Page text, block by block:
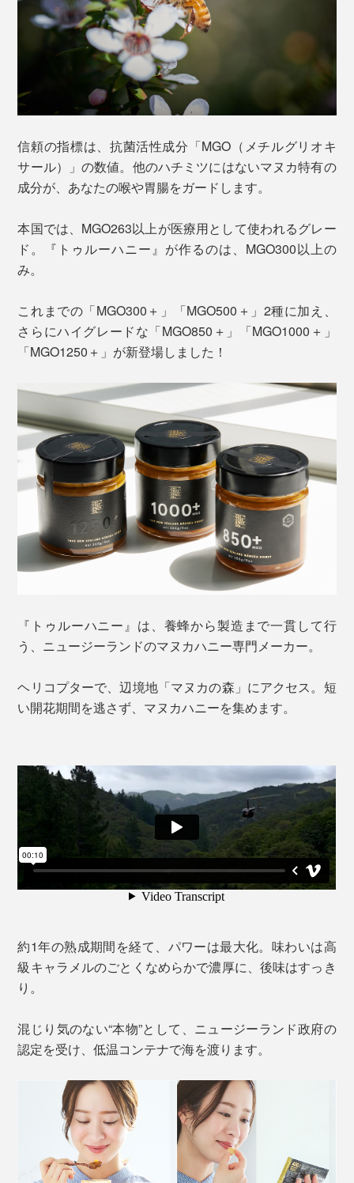
信頼の指標は、抗菌活性成分「MGO（メチルグリオキ
サール）」の数値。他のハチミツにはないマヌカ特有の
成分が、あなたの喉や胃腸をガードします。
本国では、MGO263以上が医療用として使われるグレー
ド。『トゥルーハニー』が作るのは、MGO300以上の
み。
これまでの「MGO300＋」「MGO500＋」2種に加え、
さらにハイグレードな「MGO850＋」「MGO1000＋」
「MGO1250＋」が新登場しました！
『トゥルーハニー』は、養蜂から製造まで一貫して行
う、ニュージーランドのマヌカハニー専門メーカー。
ヘリコプターで、辺境地「マヌカの森」にアクセス。短
い開花期間を逃さず、マヌカハニーを集めます。
約1年の熟成期間を経て、パワーは最大化。味わいは高
級キャラメルのごとくなめらかで濃厚に、後味はすっき
り。
混じり気のない“本物”として、ニュージーランド政府の
認定を受け、低温コンテナで海を渡ります。